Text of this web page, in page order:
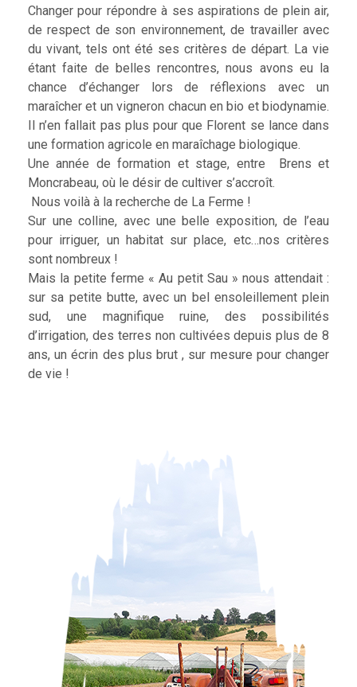
Changer pour répondre à ses aspirations de plein air,
de respect de son environnement, de travailler avec
du vivant, tels ont été ses critères de départ. La vie
étant faite de belles rencontres, nous avons eu la
chance d’échanger lors de réflexions avec un
maraîcher et un vigneron chacun en bio et biodynamie.
Il n’en fallait pas plus pour que Florent se lance dans
une formation agricole en maraîchage biologique.
Une année de formation et stage, entre Brens et
Moncrabeau, où le désir de cultiver s’accroît.
Nous voilà à la recherche de La Ferme !
Sur une colline, avec une belle exposition, de l’eau
pour irriguer, un habitat sur place, etc…nos critères
sont nombreux !
Mais la petite ferme « Au petit Sau » nous attendait :
sur sa petite butte, avec un bel ensoleillement plein
sud, une magnifique ruine, des possibilités
d’irrigation, des terres non cultivées depuis plus de 8
ans, un écrin des plus brut , sur mesure pour changer
de vie !